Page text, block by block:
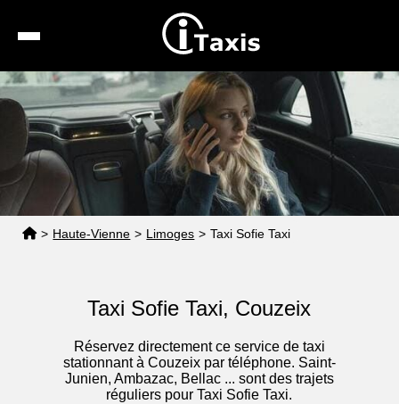
Recherche
Calcul de tarif
Taxis conventionnés
Espace pro
> Haute-Vienne > Limoges > Taxi Sofie Taxi
Taxi Sofie Taxi, Couzeix
Réservez directement ce service de taxi
stationnant à Couzeix par téléphone. Saint-
Junien, Ambazac, Bellac ... sont des trajets
réguliers pour Taxi Sofie Taxi.